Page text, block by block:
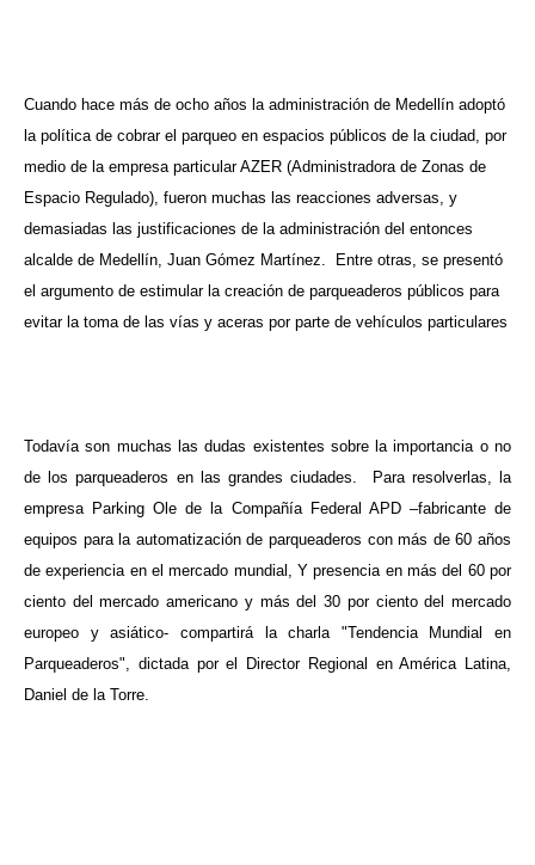
Cuando hace más de ocho años la administración de Medellín adoptó
la política de cobrar el parqueo en espacios públicos de la ciudad, por
medio de la empresa particular AZER (Administradora de Zonas de
Espacio Regulado), fueron muchas las reacciones adversas, y
demasiadas las justificaciones de la administración del entonces
alcalde de Medellín, Juan Gómez Martínez.
Entre otras, se presentó
el argumento de estimular la creación de parqueaderos públicos para
evitar la toma de las vías y aceras por parte de vehículos particulares
Todavía son muchas las dudas existentes sobre la importancia o no
de los parqueaderos en las grandes ciudades.
Para resolverlas, la
empresa Parking Ole de la Compañía Federal APD –fabricante de
equipos para la automatización de parqueaderos con más de 60 años
de experiencia en el mercado mundial, Y presencia en más del 60 por
ciento del mercado americano y más del 30 por ciento del mercado
europeo y asiático- compartirá la charla "Tendencia Mundial en
Parqueaderos", dictada por el Director Regional en América Latina,
Daniel de la Torre